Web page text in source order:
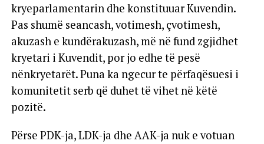
kryeparlamentarin dhe konstituuar Kuvendin.
Pas shumë seancash, votimesh, çvotimesh,
akuzash e kundërakuzash, më në fund zgjidhet
kryetari i Kuvendit, por jo edhe të pesë
nënkryetarët. Puna ka ngecur te përfaqësuesi i
komunitetit serb që duhet të vihet në këtë
pozitë.
Përse PDK-ja, LDK-ja dhe AAK-ja nuk e votuan